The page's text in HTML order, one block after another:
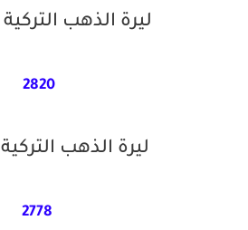
ليرة الذهب التركية
2820
ليرة الذهب التركية
2778